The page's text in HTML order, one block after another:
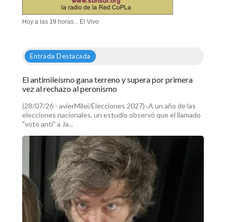
Hoy a las 19 horas... El Vivo
Entrada Destacada
El antimileísmo gana terreno y supera por primera
vez al rechazo al peronismo
(28/07/26 - avierMilei/Elecciones 2027)-.A un año de las
elecciones nacionales, un estudio observó que el llamado
"voto anti" a Ja...